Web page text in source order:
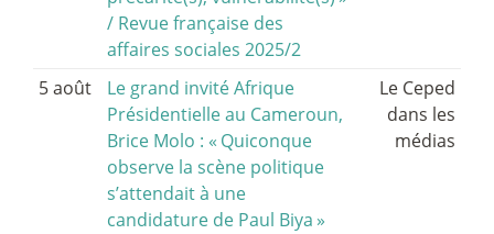
/ Revue française des
affaires sociales 2025/2
5 août
Le grand invité Afrique
Présidentielle au Cameroun,
Brice Molo : « Quiconque
observe la scène politique
s’attendait à une
candidature de Paul Biya »
Le Ceped
dans les
médias